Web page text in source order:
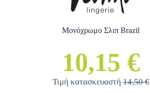
Μονόχρωμο Σλιπ Brazil
10,15 €
Τιμή κατασκευαστή14,50 €